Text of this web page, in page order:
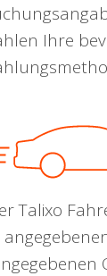
Ihre
Talixo